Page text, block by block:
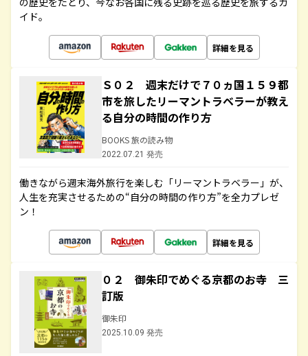
イド。
詳細を見る
Ｓ０２ 週末だけで７０ヵ国１５９都
市を旅したリーマントラベラーが教え
る自分の時間の作り方
BOOKS 旅の読み物
2022.07.21 発売
働きながら週末海外旅行を楽しむ「リーマントラベラー」が、
人生を充実させるための“自分の時間の作り方”を全力プレゼ
ン！
詳細を見る
０２ 御朱印でめぐる京都のお寺 三
訂版
御朱印
2025.10.09 発売